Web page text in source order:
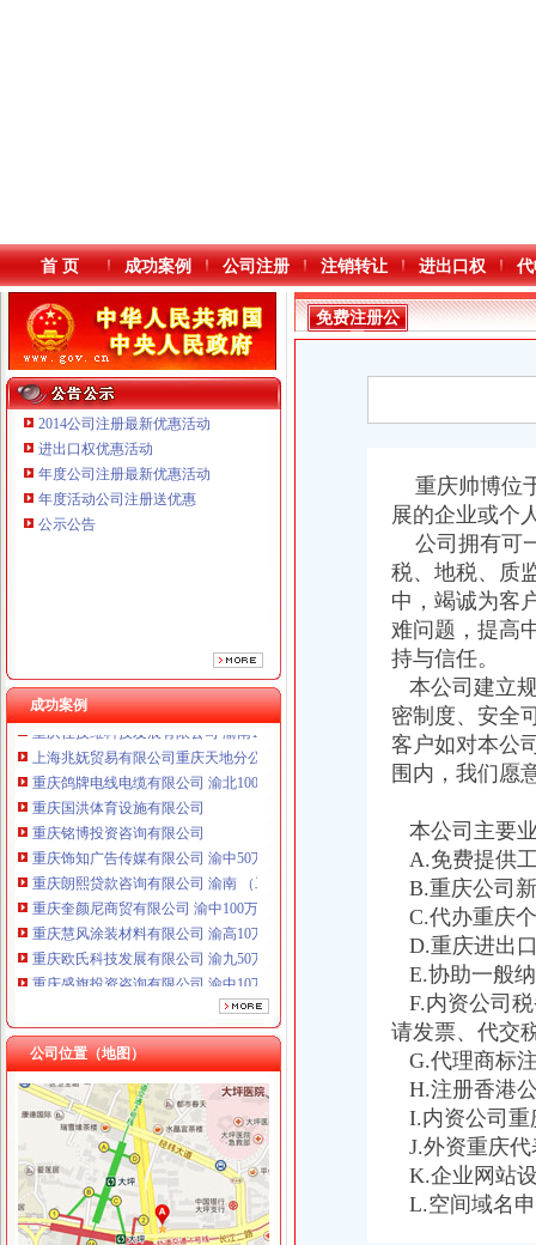
本站导航
首 页 成功案例 公司注册 注销转让 进出口权
2014公司注册最新优惠活动
进出口权优惠活动
年度公司注册最新优惠活动
年度活动公司注册送优惠
公示公告
成功案例
重庆鸽牌电线电缆有限公司 渝北10010万 (进出口权)
重庆国洪体育设施有限公司
重庆铭博投资咨询有限公司
重庆欧氏科技发展有限公司 渝九50万 （进出口权）
重庆盛旗投资咨询有限公司 渝中10万 （工商注册）
重庆佳技维科技发展有限公司 渝南100万 （进出口权）
上海兆妩贸易有限公司重庆天地分公司 渝中 （工商注册）
重庆鸽牌电线电缆有限公司 渝北10010万 (进出口权)
重庆国洪体育设施有限公司
重庆铭博投资咨询有限公司
重庆饰知广告传媒有限公司 渝中50万 （工商注册）
重庆朗熙贷款咨询有限公司 渝南 （工商注册）
重庆奎颜尼商贸有限公司 渝中100万 （工商注册）
重庆慧风涂装材料有限公司 渝高10万 （工商注册）
重庆欧氏科技发展有限公司 渝九50万 （进出口权）
重庆盛旗投资咨询有限公司 渝中10万 （工商注册）
重庆佳技维科技发展有限公司 渝南100万 （进出口权）
上海兆妩贸易有限公司重庆天地分公司 渝中 （工商注册）
公司位置（地图）
免费注册公司
济南免费注册公司.代理记账.验资.审计.评估.商标注册—历下—解放东路
惠生会计提供免费注册公司、专业代理记账服务-龙岩58同城
徐汇区免费注册公司
免费注册公
司
重庆帅博位
展的企业或个
公司拥有可
税、地税、质
中，竭诚为客
难问题，提高
持与信任。
本公司建立
密制度、安全
客户如对本公
围内，我们愿
本公司主要
A.免费提供
B.重庆公司
C.代办重庆
D.重庆进出
E.协助一般
F.内资公司
请发票、代交
G.代理商标
H.注册香港
I.内资公司重
J.外资重庆代
K.企业网站
L.空间域名